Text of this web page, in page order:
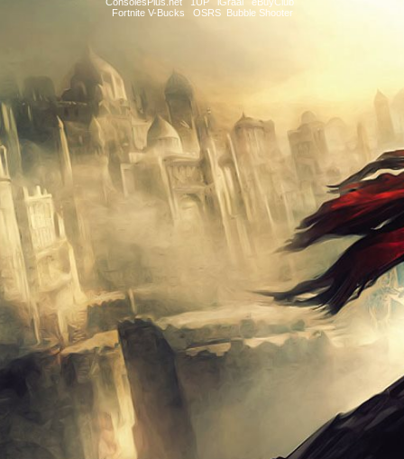
ConsolesPlus.net 1UP iGraal
eBuyClub
Fortnite V-Bucks
OSRS Bubble Shooter